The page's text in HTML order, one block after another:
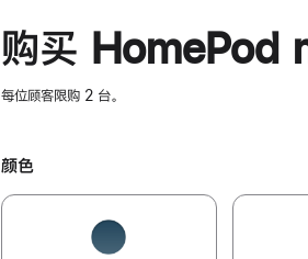
购买 HomePod
每位顾客限购 2 台。
颜色